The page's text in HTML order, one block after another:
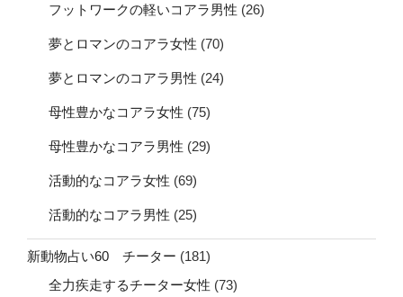
フットワークの軽いコアラ男性 (26)
夢とロマンのコアラ女性 (70)
夢とロマンのコアラ男性 (24)
母性豊かなコアラ女性 (75)
母性豊かなコアラ男性 (29)
活動的なコアラ女性 (69)
活動的なコアラ男性 (25)
新動物占い60 チーター (181)
全力疾走するチーター女性 (73)